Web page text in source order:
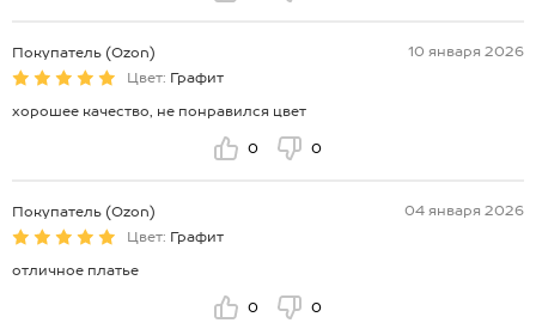
Покупатель (Ozon)
10 января 2026
Цвет: Графит
хорошее качество, не понравился цвет
0 0
Покупатель (Ozon)
04 января 2026
Цвет: Графит
отличное платье
0 0